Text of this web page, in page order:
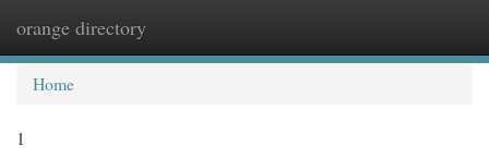
orange directory
Home
1